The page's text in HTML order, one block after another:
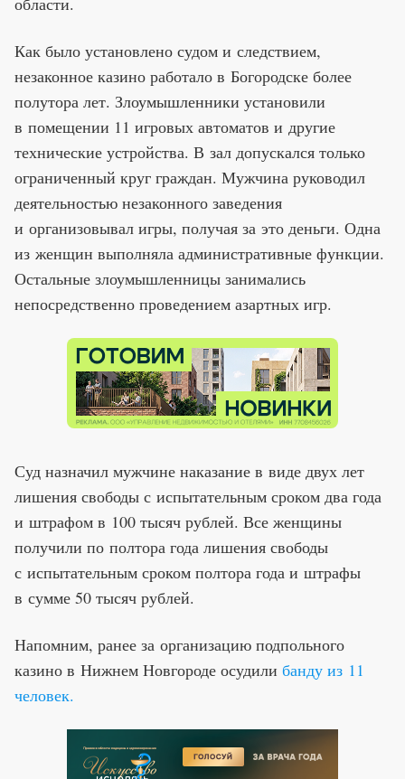
Как было установлено судом и следствием,
незаконное казино работало в Богородске более
полутора лет. Злоумышленники установили
в помещении 11 игровых автоматов и другие
технические устройства. В зал допускался только
ограниченный круг граждан. Мужчина руководил
деятельностью незаконного заведения
и организовывал игры, получая за это деньги. Одна
из женщин выполняла административные функции.
Остальные злоумышленницы занимались
непосредственно проведением азартных игр.
Суд назначил мужчине наказание в виде двух лет
лишения свободы с испытательным сроком два года
и штрафом в 100 тысяч рублей. Все женщины
получили по полтора года лишения свободы
с испытательным сроком полтора года и штрафы
в сумме 50 тысяч рублей.
Напомним, ранее за организацию подпольного
казино в Нижнем Новгороде осудили банду из 11
человек.